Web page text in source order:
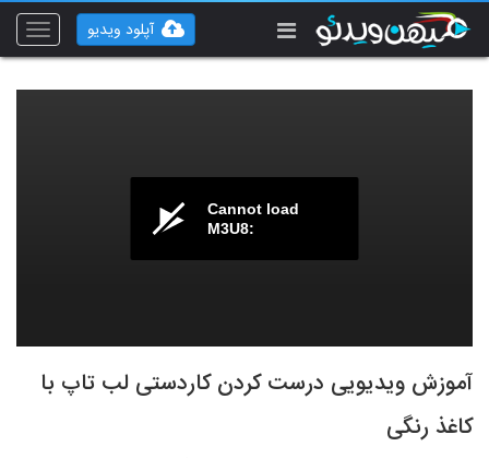
Toggle
آپلود ویدیو
Cannot load
M3U8:
آموزش ویدیویی درست کردن کاردستی لب تاپ با
کاغذ رنگی